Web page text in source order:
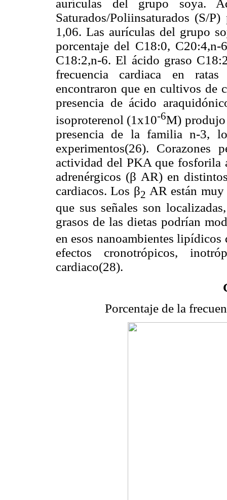
aurículas del grupo soya.
Saturados/Poliinsaturados (S/
1,06. Las aurículas del grupo
porcentaje del C18:0,
C18:2,n-6. El ácido graso
frecuencia cardiaca en
encontraron que en cultivos de
presencia de ácido
isoproterenol (1x10-6M) produjo
presencia de la familia n-3,
experimentos(26). Corazones
actividad del PKA que fosforila
adrenérgicos (β AR) en
cardiacos. Los β2 AR están muy
que sus señales son
grasos de las dietas podrían
en esos nanoambientes
efectos cronotrópicos,
cardiaco(28).
Porcentaje de la